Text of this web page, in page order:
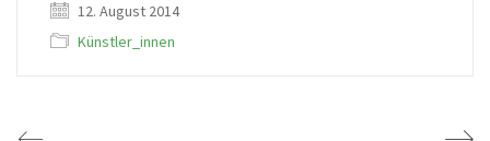
12. August 2014
Künstler_innen